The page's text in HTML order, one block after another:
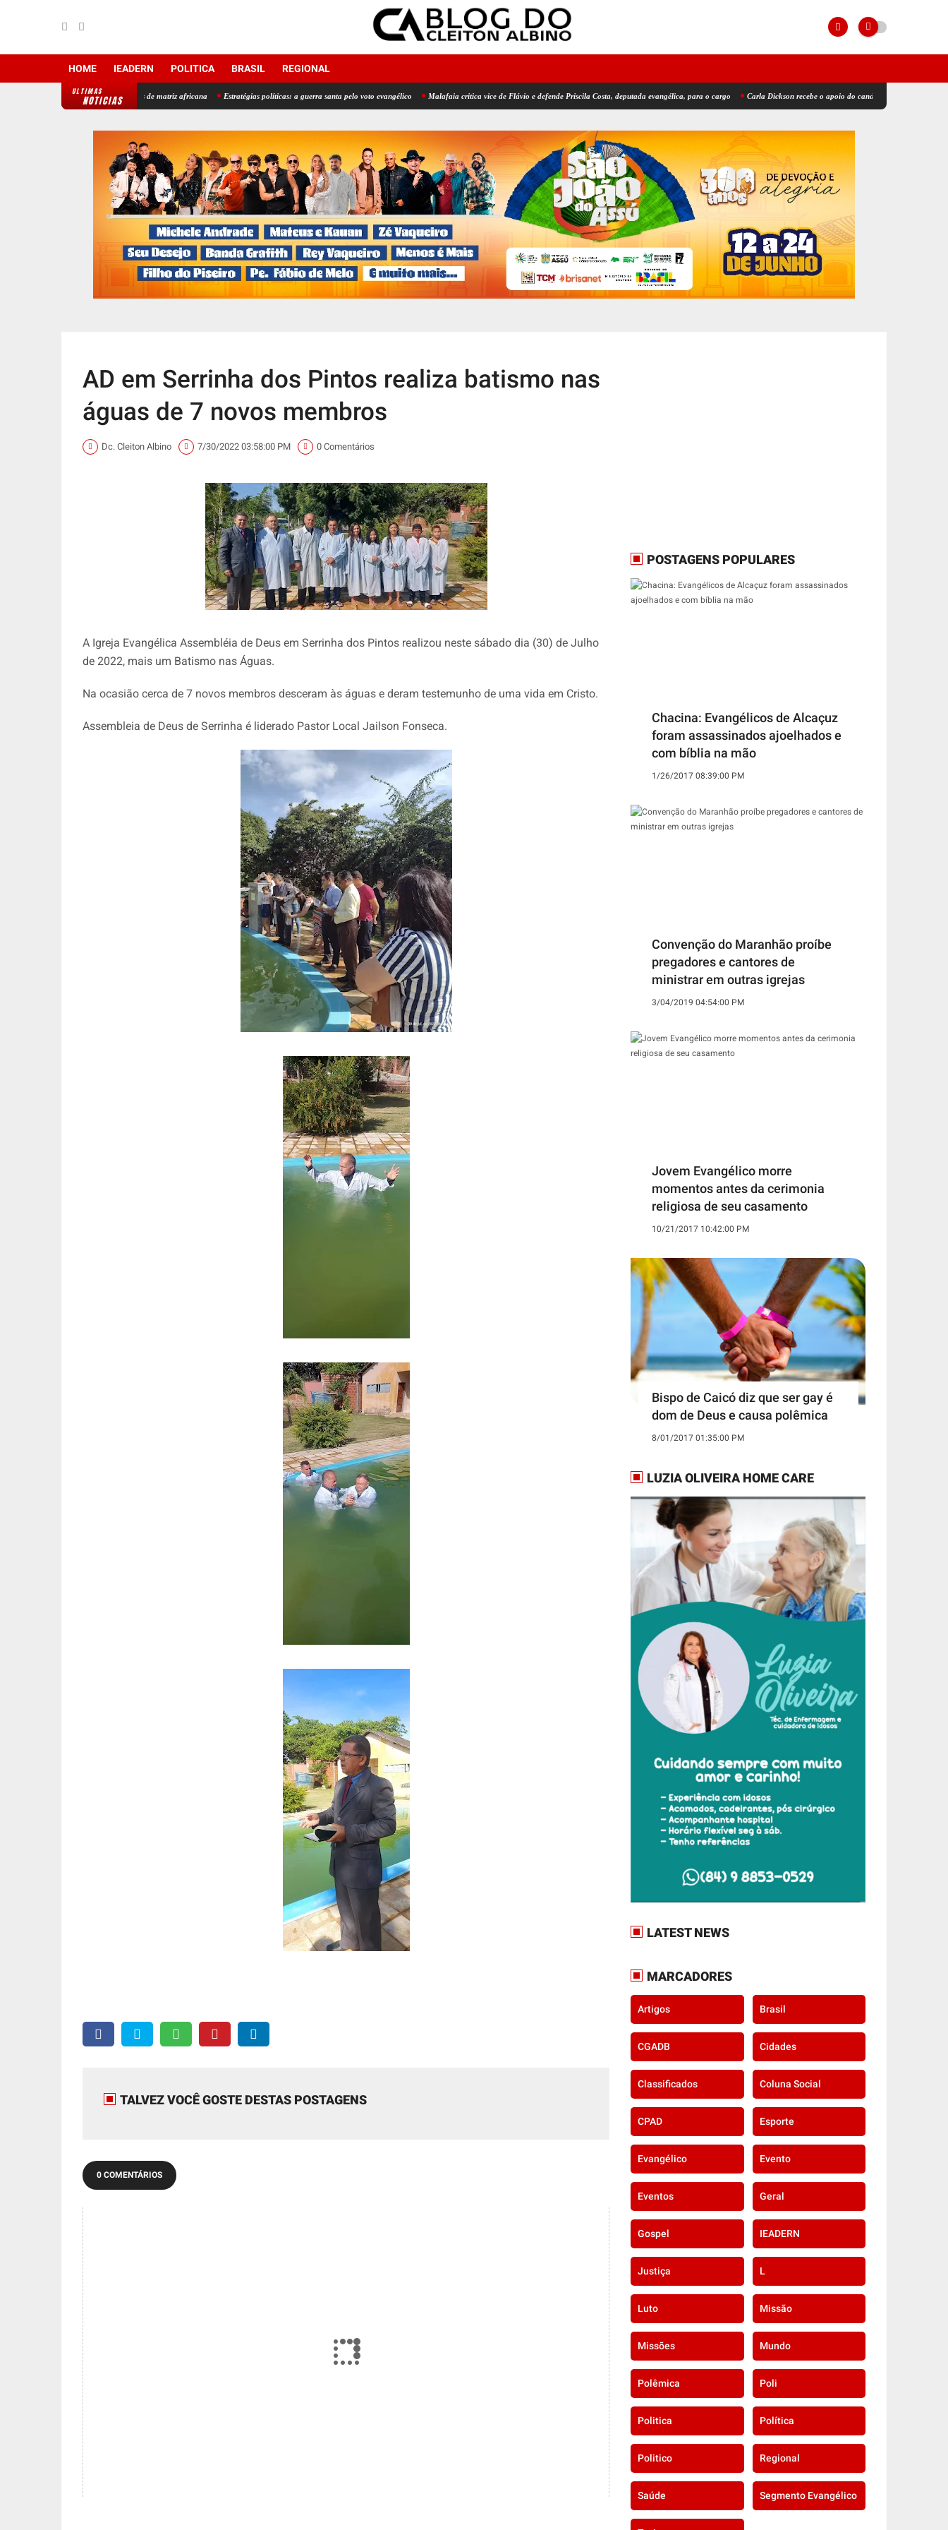
HOME IEADERN POLITICA BRASIL REGIONAL
ULTIMAS
NOTICIAS
de candidaturas de religiões de matriz africana Estratégias políticas: a guerra santa pelo voto evangélico Malafaia critica vice de Flávio e defende Priscila Costa, deputada evangélica, para o cargo Carla Dickson recebe o apoio do candidato a deputado estadual Jonata
AD em Serrinha dos Pintos realiza batismo nas
águas de 7 novos membros
Dc. Cleiton Albino 7/30/2022 03:58:00 PM 0 Comentários
A Igreja Evangélica Assembléia de Deus em Serrinha dos Pintos realizou neste sábado dia (30) de Julho
de 2022, mais um Batismo nas Águas.
Na ocasião cerca de 7 novos membros desceram às águas e deram testemunho de uma vida em Cristo.
Assembleia de Deus de Serrinha é liderado Pastor Local Jailson Fonseca.
TALVEZ VOCÊ GOSTE DESTAS POSTAGENS
0 COMENTÁRIOS
POSTAGENS POPULARES
Chacina: Evangélicos de Alcaçuz
foram assassinados ajoelhados e
com bíblia na mão
1/26/2017 08:39:00 PM
Convenção do Maranhão proíbe
pregadores e cantores de
ministrar em outras igrejas
3/04/2019 04:54:00 PM
Jovem Evangélico morre
momentos antes da cerimonia
religiosa de seu casamento
10/21/2017 10:42:00 PM
Bispo de Caicó diz que ser gay é
dom de Deus e causa polêmica
8/01/2017 01:35:00 PM
LUZIA OLIVEIRA HOME CARE
LATEST NEWS
MARCADORES
Artigos Brasil
CGADB Cidades
Classificados Coluna Social
CPAD Esporte
Evangélico Evento
Eventos Geral
Gospel IEADERN
Justiça L
Luto Missão
Missões Mundo
Polêmica Poli
Politica Política
Politico Regional
Saúde Segmento Evangélico